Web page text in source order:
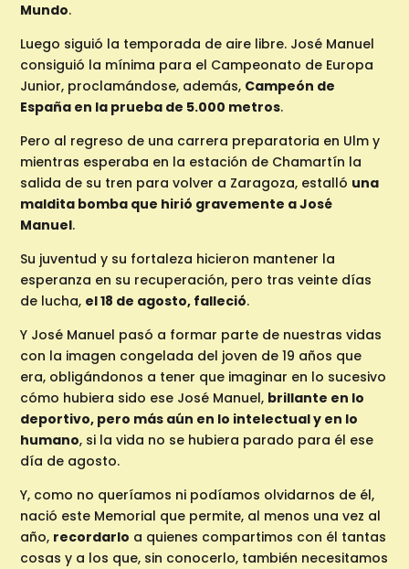
Mundo.
Luego siguió la temporada de aire libre. José Manuel
consiguió la mínima para el Campeonato de Europa
Junior, proclamándose, además, Campeón de
España en la prueba de 5.000 metros.
Pero al regreso de una carrera preparatoria en Ulm y
mientras esperaba en la estación de Chamartín la
salida de su tren para volver a Zaragoza, estalló una
maldita bomba que hirió gravemente a José
Manuel.
Su juventud y su fortaleza hicieron mantener la
esperanza en su recuperación, pero tras veinte días
de lucha, el 18 de agosto, falleció.
Y José Manuel pasó a formar parte de nuestras vidas
con la imagen congelada del joven de 19 años que
era, obligándonos a tener que imaginar en lo sucesivo
cómo hubiera sido ese José Manuel, brillante en lo
deportivo, pero más aún en lo intelectual y en lo
humano, si la vida no se hubiera parado para él ese
día de agosto.
Y, como no queríamos ni podíamos olvidarnos de él,
nació este Memorial que permite, al menos una vez al
año, recordarlo a quienes compartimos con él tantas
cosas y a los que, sin conocerlo, también necesitamos